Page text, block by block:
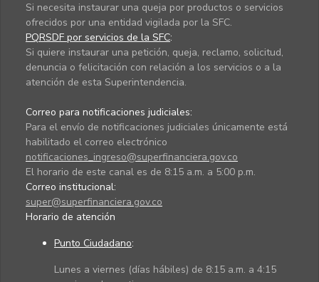
Si necesita instaurar una queja por productos o servicios
ofrecidos por una entidad vigilada por la SFC.
PQRSDF por servicios de la SFC:
Si quiere instaurar una petición, queja, reclamo, solicitud,
denuncia o felicitación con relación a los servicios o a la
atención de esta Superintendencia.
Correo para notificaciones judiciales:
Para el envío de notificaciones judiciales únicamente está
habilitado el correo electrónico
notificaciones_ingreso@superfinanciera.gov.co
El horario de este canal es de 8:15 a.m. a 5:00 p.m.
Correo institucional:
super@superfinanciera.gov.co
Horario de atención
Punto Ciudadano:
Lunes a viernes (días hábiles) de 8:15 a.m. a 4:15